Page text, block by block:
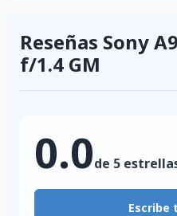
Reseñas Sony
f/1.4 GM
0.0de 5
Escribe